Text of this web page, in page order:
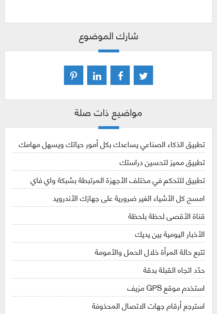
شارك الموضوع
مواضيع ذات صلة
تطبيق الذكاء الصناعي يساعدك بكل أمور حياتك ويسهل مهامك
تطبيق مميز لتحسين دراستك
تطبيق للتحكم في مختلف الأجهزة المرتبطة بشبكة واي فاي
امسح كل الأشياء الغير ضرورية على جهازك الأندرويد
قناة الأقصى لحظة بلحظة
الأخبار اليومية بين يديك
تتبع حالة المرأة خلال الحمل والأمومة
حدّد اتجاه القبلة بدقة
استخدم موقع GPS مزيف
استرجع أرقام جهات الاتصال المحذوفة